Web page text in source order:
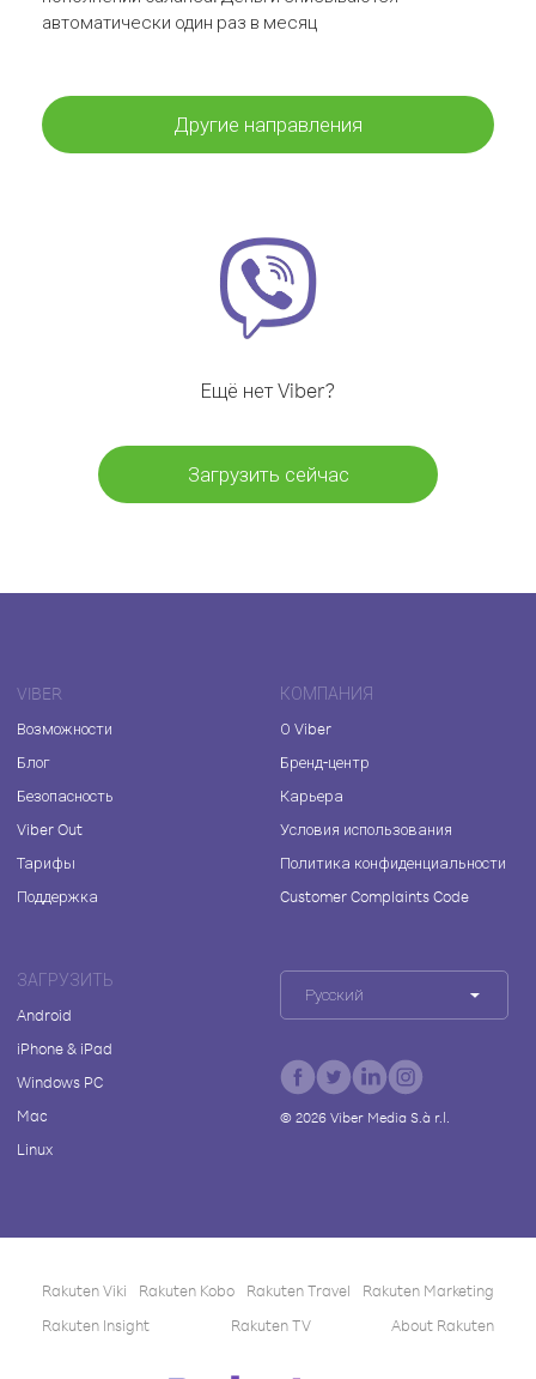
автоматически один раз в месяц
Другие направления
Ещё нет Viber?
Загрузить сейчас
VIBER
Возможности
Блог
Безопасность
Viber Out
Тарифы
Поддержка
КОМПАНИЯ
О Viber
Бренд-центр
Карьера
Условия использования
Политика конфиденциальности
Customer Complaints Code
ЗАГРУЗИТЬ
Android
iPhone & iPad
Windows PC
Mac
Linux
Русский
© 2026Viber Media S.à r.l.
Rakuten Viki Rakuten Kobo Rakuten Travel
Rakuten Marketing
Rakuten Insight
Rakuten TV About Rakuten